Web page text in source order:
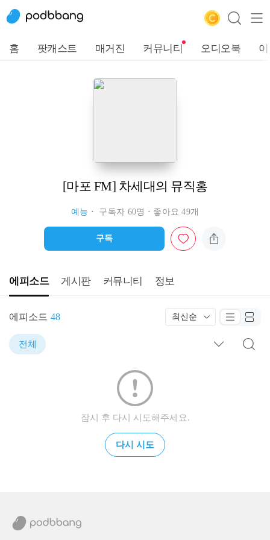
홈 팟캐스트 매거진 커뮤니티 오디오북
[마포 FM] 차세대의 뮤직홍
예능 구독자 60명 좋아요 49개
구독
에피소드 게시판 커뮤니티 정보
에피소드 48 최신순
전체
잠시 후 다시 시도해주세요.
다시 시도